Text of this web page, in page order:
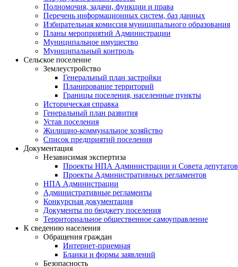
Полномочия, задачи, функции и права
Перечень информационных систем, баз данных
Избирательная комиссия муниципального образования
Планы мероприятий Администрации
Муниципальное имущество
Муниципальный контроль
Сельское поселение
Землеустройство
Генеральный план застройки
Планирование территорий
Границы поселения, населенные пункты
Историческая справка
Генеральный план развития
Устав поселения
Жилищно-коммунальное хозяйство
Список предприятий поселения
Документация
Независимая экспертиза
Проекты НПА Администрации и Совета депутатов
Проекты Административных регламентов
НПА Администрации
Административные регламенты
Конкурсная документация
Документы по бюджету поселения
Территориальное общественное самоуправление
К сведению населения
Обращения граждан
Интернет-приемная
Бланки и формы заявлений
Безопасность